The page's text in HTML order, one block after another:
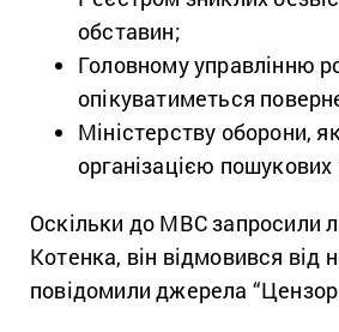
обставин;
Головному управлінню
опікуватиметься
Міністерству оборони,
організацією пошукових
Оскільки до МВС запросили
Котенка, він відмовився від
повідомили джерела